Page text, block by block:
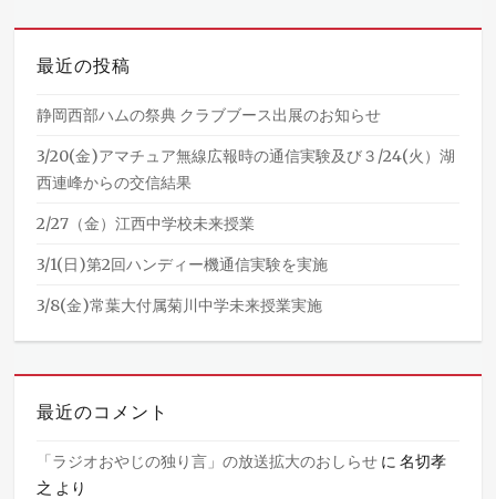
最近の投稿
静岡西部ハムの祭典 クラブブース出展のお知らせ
3/20(金)アマチュア無線広報時の通信実験及び３/24(火）湖
西連峰からの交信結果
2/27（金）江西中学校未来授業
3/1(日)第2回ハンディー機通信実験を実施
3/8(金)常葉大付属菊川中学未来授業実施
最近のコメント
「ラジオおやじの独り言」の放送拡大のおしらせ に名切孝
之 より